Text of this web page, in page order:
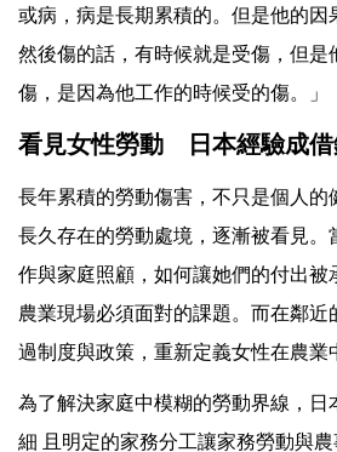
或病，病是長期累積的。但是他的因
然後傷的話，有時候就是受傷，但是
傷，是因為他工作的時候受的傷。」
看見女性勞動 日本經驗成借
長年累積的勞動傷害，不只是個人的
長久存在的勞動處境，逐漸被看見。
作與家庭照顧，如何讓她們的付出被
農業現場必須面對的課題。而在鄰近
過制度與政策，重新定義女性在農業
為了解決家庭中模糊的勞動界線，日
細 且明定的家務分工讓家務勞動與農